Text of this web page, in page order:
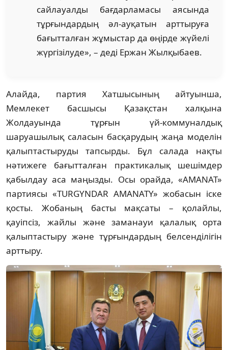
сайлауалды бағдарламасы аясында
тұрғындардың әл-ауқатын арттыруға
бағытталған жұмыстар да өңірде жүйелі
жүргізілуде», – деді Ержан Жылқыбаев.
Алайда, партия Хатшысының айтуынша,
Мемлекет басшысы Қазақстан халқына
Жолдауында тұрғын үй-коммуналдық
шаруашылық саласын басқарудың жаңа моделін
қалыптастыруды тапсырды. Бұл салада нақты
нәтижеге бағытталған практикалық шешімдер
қабылдау аса маңызды. Осы орайда, «AMANAT»
партиясы «TURGYNDAR AMANATY» жобасын іске
қосты. Жобаның басты мақсаты – қолайлы,
қауіпсіз, жайлы және заманауи қалалық орта
қалыптастыру және тұрғындардың белсенділігін
арттыру.